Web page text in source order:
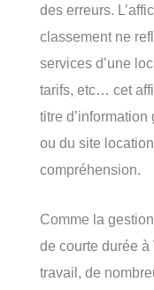
des erreurs.
classement ne
services d’une
tarifs, etc… cet
titre
ou du site
compréhension.
Comme la
de courte durée
travail, de